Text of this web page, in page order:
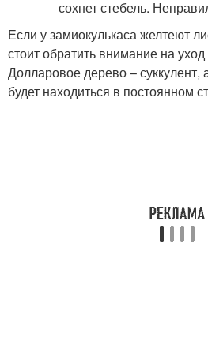
Если у замиокулькаса желтеют
стоит обратить внимание на
Долларовое дерево – суккулент,
будет находиться в постоянном